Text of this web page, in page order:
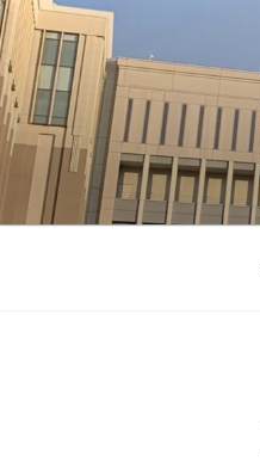
コ
ン
テ
ン
ツ
へ